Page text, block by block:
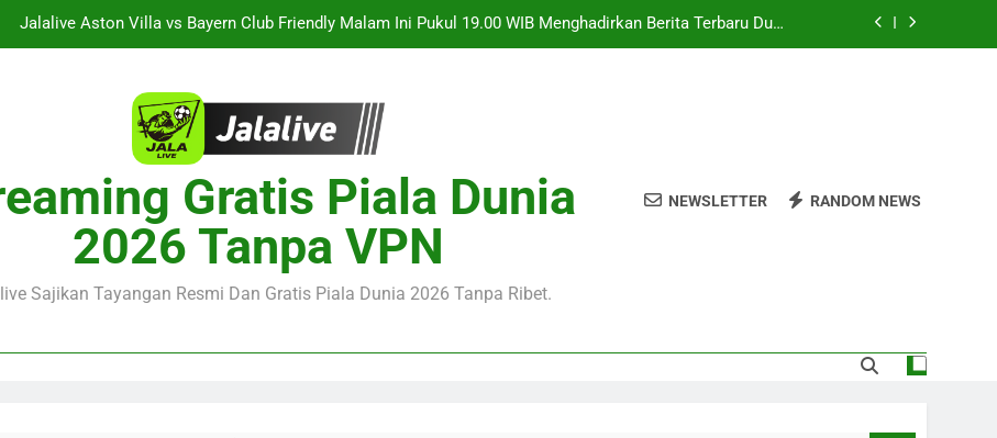
Jalalive Streaming Monaco vs Getafe Club Friendly Dini Hari Ini Pukul 01.00 WIB Lengkap dengan Preview
Pertandingan dan Fakta Menarik
Streaming Singapura vs Indonesia Piala ASEAN Malam Ini Pukul 20.00 WIB di Jalalive Menjadi Sajian
Jalalive Aston Villa vs Bayern Club Friendly Malam Ini Pukul 19.00 WIB Menghadirkan Berita Terbaru Duel
Persahabatan Dua Klub Terkenal Dari Inggris Dan Jerman
Jalalive Streaming Monaco vs Getafe Club Friendly Dini Hari Ini Pukul 01.00 WIB Lengkap dengan Preview
KuPS vs U Craiova Liga Eropa UEFA Malam Ini Pukul 22.00 WIB Jadi Sorotan Besar Pecinta Sepak Bola
Gratis Piala Dunia
2026 Tanpa VPN
Sajikan Tayangan Resmi Dan Gratis Piala Dunia 2026 Tanpa Ribet.
NEWSLETTER RANDOM NEWS